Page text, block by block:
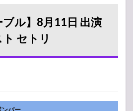
ブル】8月11日 出演
セトリ